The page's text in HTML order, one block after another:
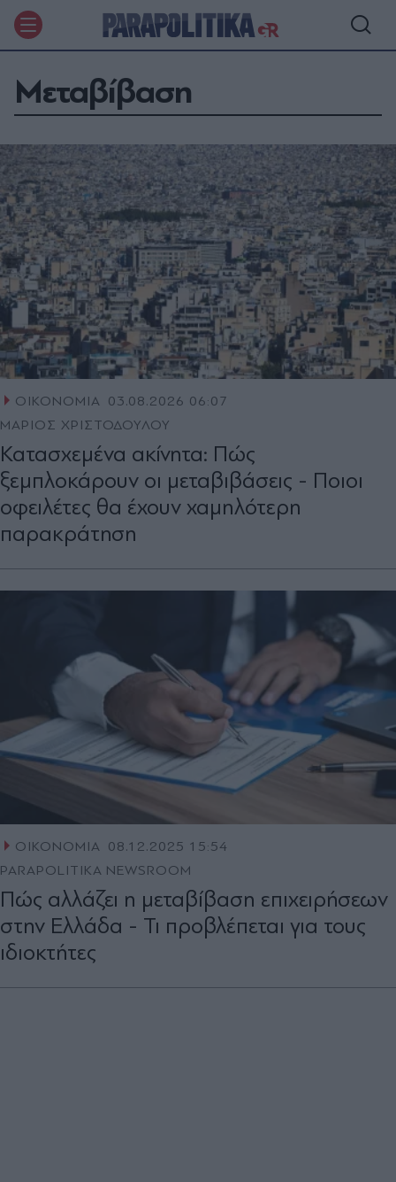
Μεταβίβαση
ΟΙΚΟΝΟΜΙΑ 03.08.2026 06:07
ΜΑΡΙΟΣ ΧΡΙΣΤΟΔΟΥΛΟΥ
Κατασχεμένα ακίνητα: Πώς
ξεμπλοκάρουν οι μεταβιβάσεις - Ποιοι
οφειλέτες θα έχουν χαμηλότερη
παρακράτηση
ΟΙΚΟΝΟΜΙΑ 08.12.2025 15:54
PARAPOLITIKA NEWSROOM
Πώς αλλάζει η μεταβίβαση επιχειρήσεων
στην Ελλάδα - Τι προβλέπεται για τους
ιδιοκτήτες